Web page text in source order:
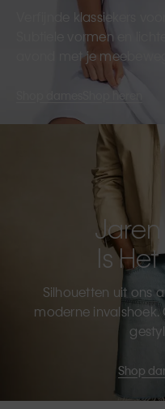
Verfijnde klassiekers
Subtiele vormen en
avond met je
Shop heren
Is
Silhouetten uit ons
moderne
Shop